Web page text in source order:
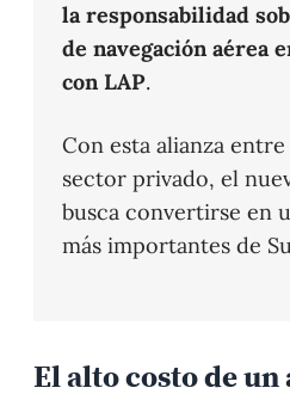
la responsabilidad
de navegación aérea
con LAP.
Con esta alianza
sector privado, el
busca convertirse en
más importantes de
El alto costo de